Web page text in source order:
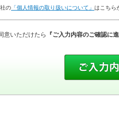
の 「個人情報の取り扱いについて」 はこちら
意いただけたら 『ご入力内容のご確認に